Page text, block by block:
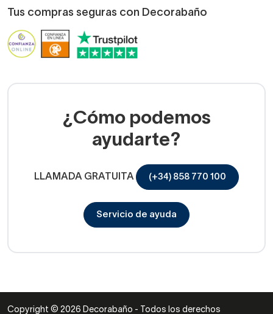
Tus compras seguras con Decorabaño
¿Cómo podemos
ayudarte?
LLAMADA GRATUITA (+34) 858 770 100
Servicio de ayuda
Copyright © 2026 Decorabaño - Todos los derechos